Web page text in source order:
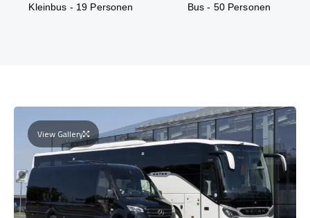
Kleinbus - 19 Personen Bus - 50 Personen
View Gallery